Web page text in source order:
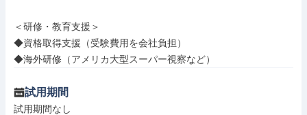
＜研修・教育支援＞
◆資格取得支援（受験費用を会社負担）
◆海外研修（アメリカ大型スーパー視察など）
試用期間
試用期間なし